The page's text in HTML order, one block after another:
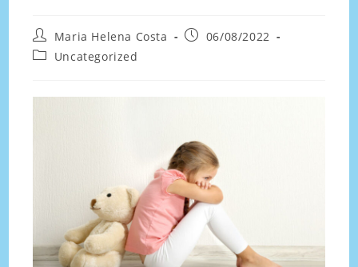
Maria Helena Costa
06/08/2022
Uncategorized